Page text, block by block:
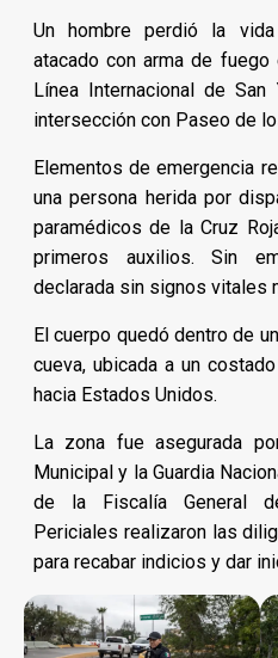
Un hombre perdió la
atacado con arma de
Línea Internacional de
intersección con Paseo de
Elementos de emergencia
una persona herida por
paramédicos de la Cruz
primeros auxilios. Sin
declarada sin signos vitales
El cuerpo quedó dentro de
cueva, ubicada a un
hacia Estados Unidos.
La zona fue asegurada
Municipal y la Guardia
de la Fiscalía General
Periciales realizaron las
para recabar indicios y dar